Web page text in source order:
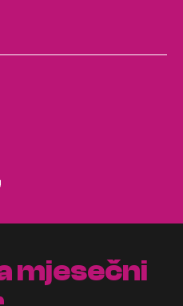
mjesečni